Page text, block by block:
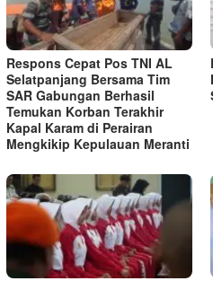
Respons Cepat Pos TNI AL
Selatpanjang Bersama Tim
SAR Gabungan Berhasil
Temukan Korban Terakhir
Kapal Karam di Perairan
Mengkikip Kepulauan Meranti